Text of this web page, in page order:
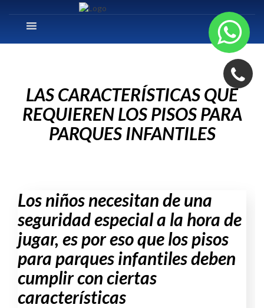
LAS CARACTERÍSTICAS QUE
REQUIEREN LOS PISOS PARA
PARQUES INFANTILES
Los niños necesitan de una
seguridad especial a la hora de
jugar, es por eso que los pisos
para parques infantiles deben
cumplir con ciertas
características